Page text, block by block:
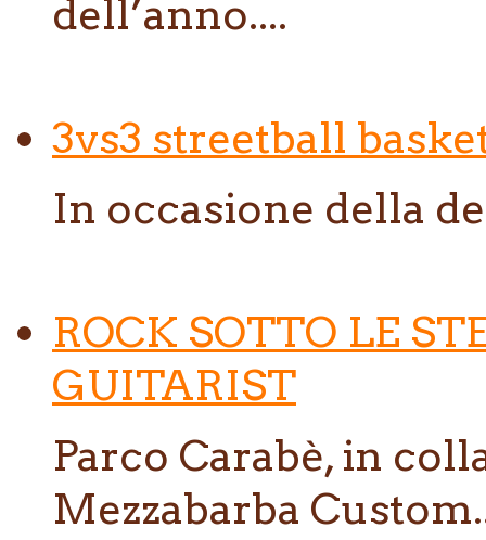
dell’anno....
3vs3 streetball
In occasione della
ROCK SOTTO LE
GUITARIST
Parco Carabè, in
Mezzabarba